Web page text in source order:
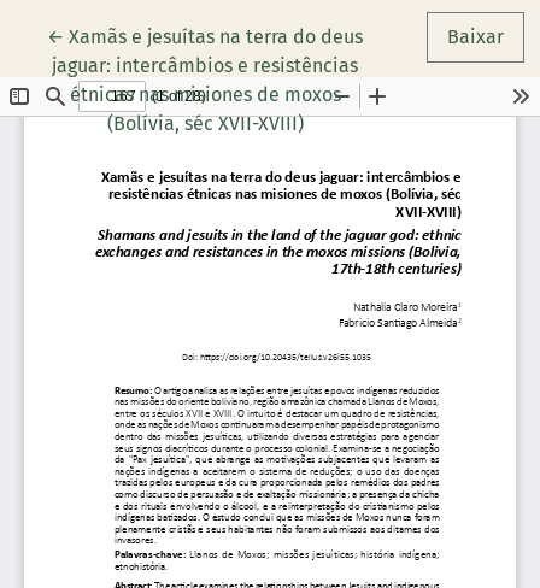
←Voltar aos Detalhes do Artigo
Xamãs e jesuítas na terra do deus
jaguar: intercâmbios e resistências
étnicas nas misiones de moxos
(Bolívia, séc XVII-XVIII)
Baixar